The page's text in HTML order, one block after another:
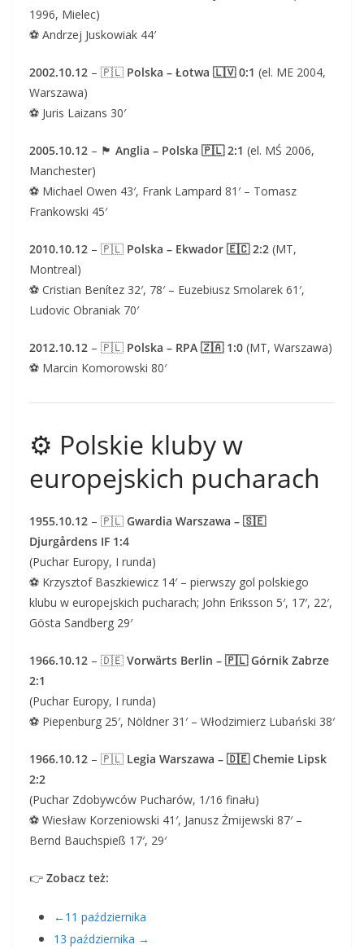
1996, Mielec)
⚽ Andrzej Juskowiak 44′
2002.10.12 – 🇵🇱 Polska – Łotwa 🇱🇻 0:1 (el. ME 2004,
Warszawa)
⚽ Juris Laizans 30′
2005.10.12 – 🏴 Anglia – Polska 🇵🇱 2:1 (el. MŚ 2006,
Manchester)
⚽ Michael Owen 43′, Frank Lampard 81′ – Tomasz
Frankowski 45′
2010.10.12 – 🇵🇱 Polska – Ekwador 🇪🇨 2:2 (MT,
Montreal)
⚽ Cristian Benítez 32′, 78′ – Euzebiusz Smolarek 61′,
Ludovic Obraniak 70′
2012.10.12 – 🇵🇱 Polska – RPA 🇿🇦 1:0 (MT, Warszawa)
⚽ Marcin Komorowski 80′
⚙️ Polskie kluby w
europejskich pucharach
1955.10.12 – 🇵🇱 Gwardia Warszawa – 🇸🇪
Djurgårdens IF 1:4
(Puchar Europy, I runda)
⚽ Krzysztof Baszkiewicz 14′ – pierwszy gol polskiego
klubu w europejskich pucharach; John Eriksson 5′, 17′, 22′,
Gösta Sandberg 29′
1966.10.12 – 🇩🇪 Vorwärts Berlin – 🇵🇱 Górnik Zabrze
2:1
(Puchar Europy, I runda)
⚽ Piepenburg 25′, Nöldner 31′ – Włodzimierz Lubański 38′
1966.10.12 – 🇵🇱 Legia Warszawa – 🇩🇪 Chemie Lipsk
2:2
(Puchar Zdobywców Pucharów, 1/16 finału)
⚽ Wiesław Korzeniowski 41′, Janusz Żmijewski 87′ –
Bernd Bauchspieß 17′, 29′
👉 Zobacz też:
←11 października
13 października →